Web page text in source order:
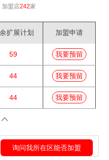
加盟店242家
扩展计划 加盟申请
59 我要预留
44 我要预留
44 我要预留